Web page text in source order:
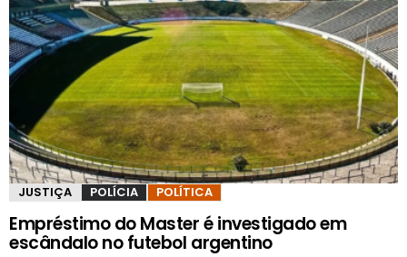
JUSTIÇA POLÍCIA POLÍTICA
Empréstimo do Master é investigado em
escândalo no futebol argentino